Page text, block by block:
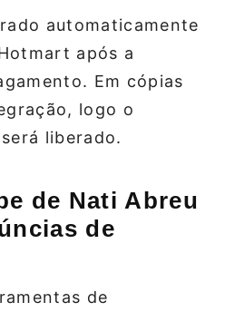
automaticamente
após a
Em cópias
logo o
liberado.
de Nati Abreu
de
de